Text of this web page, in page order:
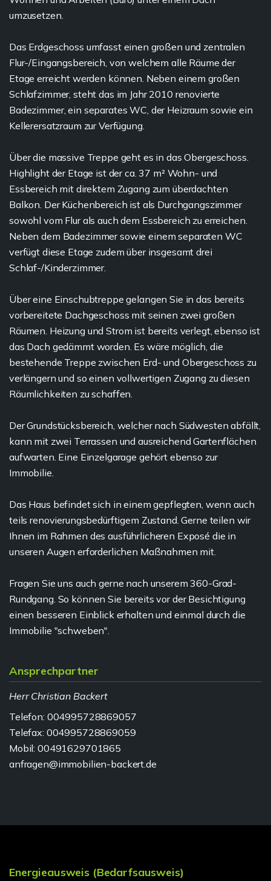
umzusetzen.
Das Erdgeschoss umfasst einen großen und zentralen
Flur-/Eingangsbereich, von welchem alle Räume der
Etage erreicht werden können. Neben einem großen
Schlafzimmer, steht das im Jahr 2010 renovierte
Badezimmer, ein separates WC, der Heizraum sowie ein
Kellerersatzraum zur Verfügung.
Über die massive Treppe geht es in das Obergeschoss.
Highlight der Etage ist der ca. 37 m² Wohn- und
Essbereich mit direktem Zugang zum überdachten
Balkon. Der Küchenbereich ist als Durchgangszimmer
sowohl vom Flur als auch dem Essbereich zu erreichen.
Neben dem Badezimmer sowie einem separaten WC
verfügt diese Etage zudem über insgesamt drei
Schlaf-/Kinderzimmer.
Über eine Einschubtreppe gelangen Sie in das bereits
vorbereitete Dachgeschoss mit seinen zwei großen
Räumen. Heizung und Strom ist bereits verlegt, ebenso ist
das Dach gedämmt worden. Es wäre möglich, die
bestehende Treppe zwischen Erd- und Obergeschoss zu
verlängern und so einen vollwertigen Zugang zu diesen
Räumlichkeiten zu schaffen.
Der Grundstücksbereich, welcher nach Südwesten abfällt,
kann mit zwei Terrassen und ausreichend Gartenflächen
aufwarten. Eine Einzelgarage gehört ebenso zur
Immobilie.
Das Haus befindet sich in einem gepflegten, wenn auch
teils renovierungsbedürftigem Zustand. Gerne teilen wir
Ihnen im Rahmen des ausführlicheren Exposé die in
unseren Augen erforderlichen Maßnahmen mit.
Fragen Sie uns auch gerne nach unserem 360-Grad-
Rundgang. So können Sie bereits vor der Besichtigung
einen besseren Einblick erhalten und einmal durch die
Immobilie "schweben".
Ansprechpartner
Herr Christian Backert
Telefon: 004995728869057
Telefax: 004995728869059
Mobil: 00491629701865
anfragen@immobilien-backert.de
Energieausweis (Bedarfsausweis)